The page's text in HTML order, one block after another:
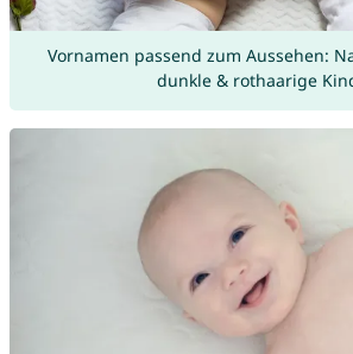
Vornamen passend zum Aussehen:
dunkle & rothaarige